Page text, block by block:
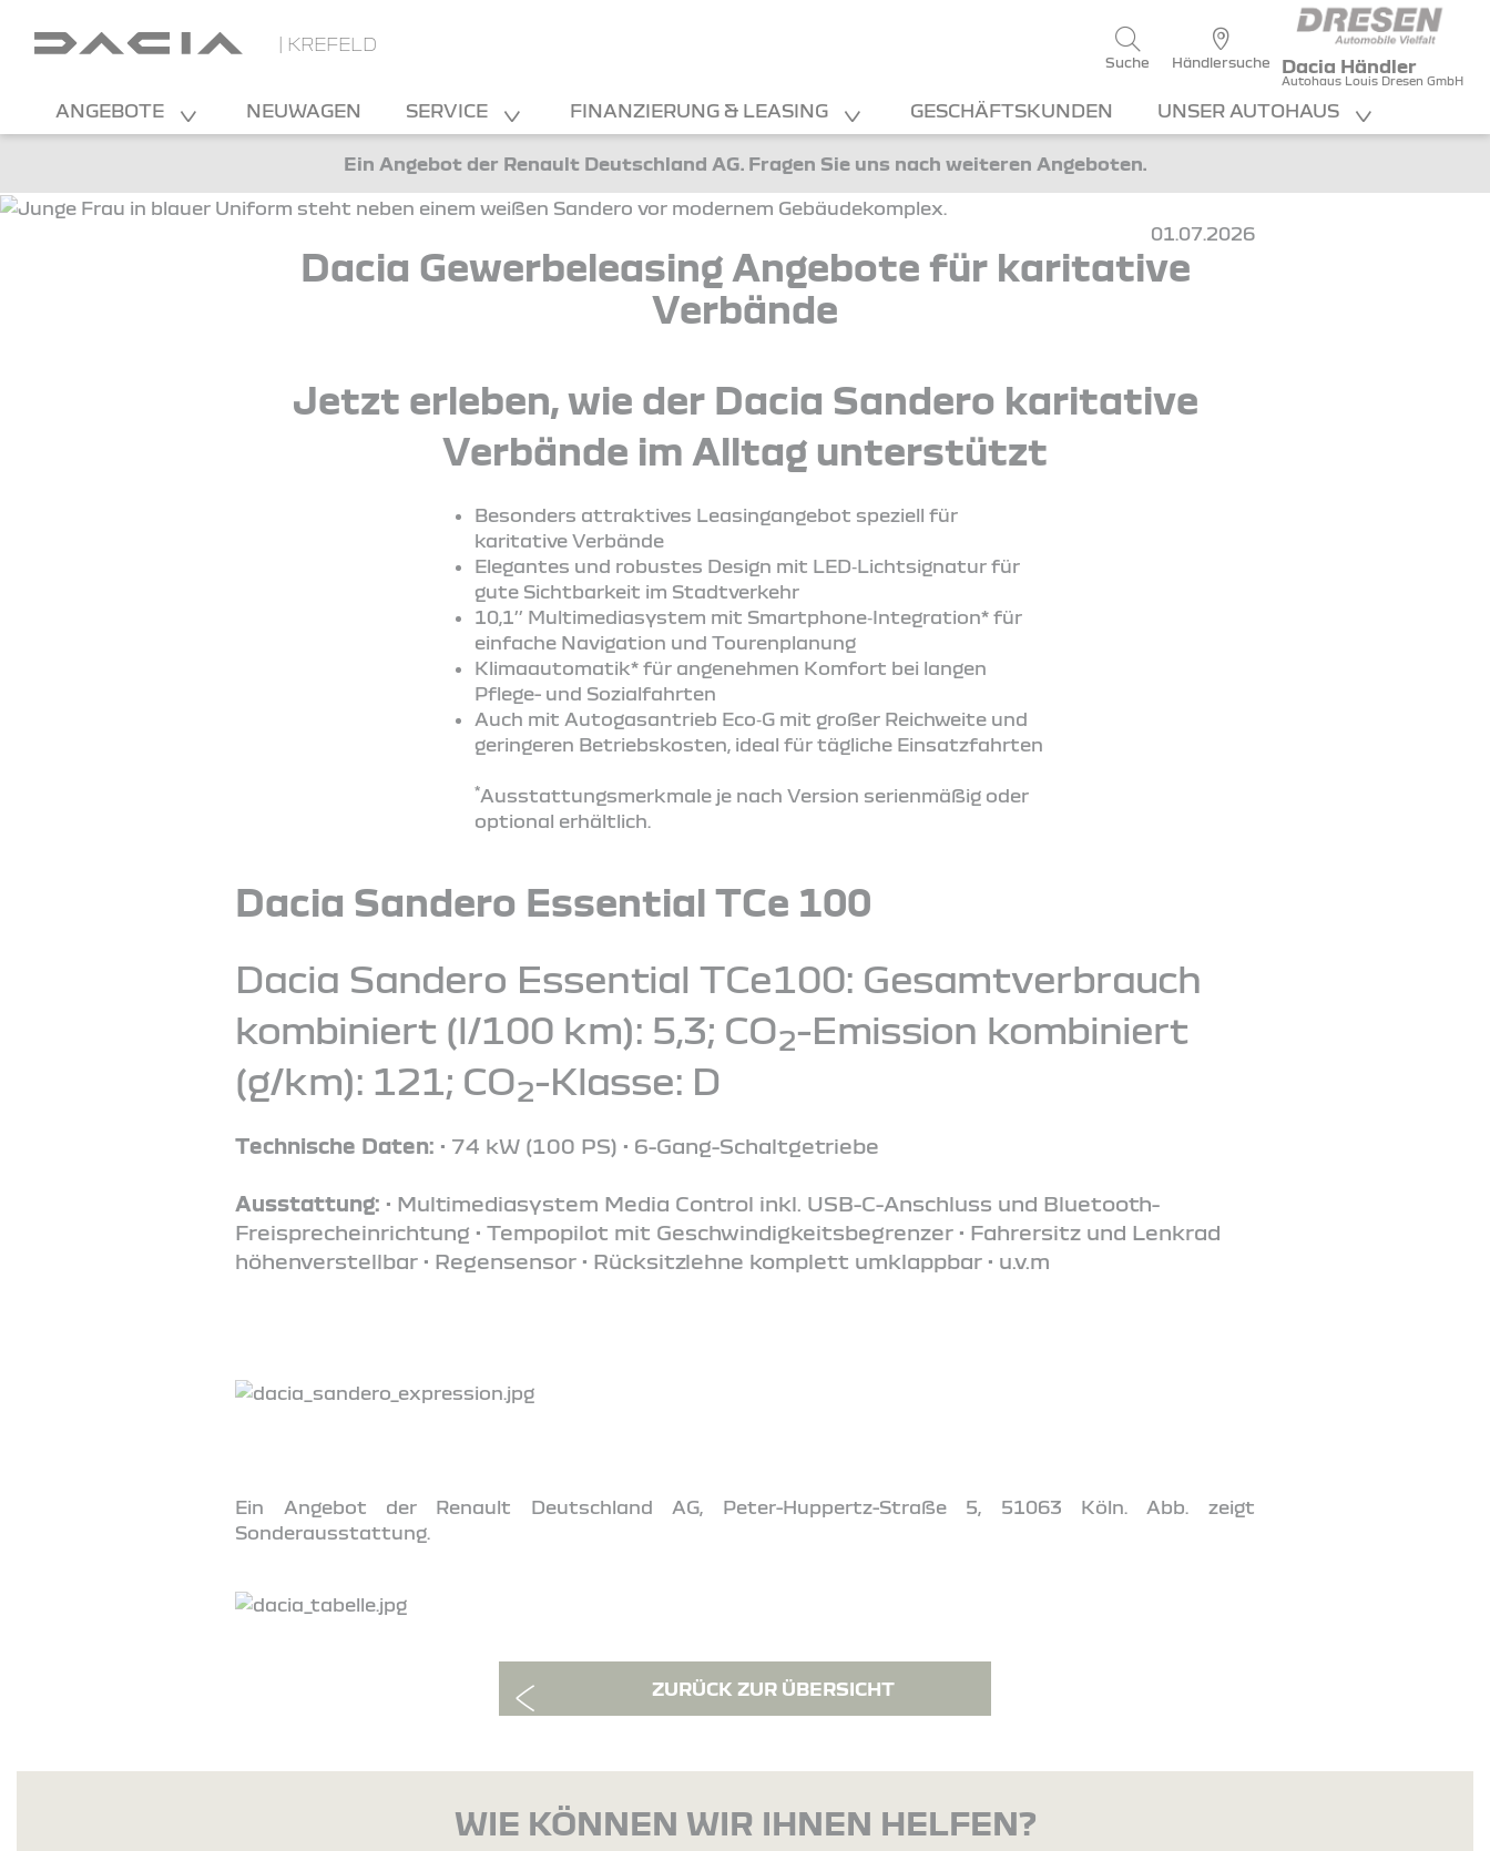
| KREFELD
Suche Händlersuche Dacia Händler
Autohaus Louis Dresen GmbH
ANGEBOTE NEUWAGEN SERVICE FINANZIERUNG & LEASING GESCHÄFTSKUNDEN UNSER AUTOHAUS
Ein Angebot der Renault Deutschland AG. Fragen Sie uns nach weiteren Angeboten.
01.07.2026
Dacia Gewerbeleasing Angebote für karitative
Verbände
Jetzt erleben, wie der Dacia Sandero karitative
Verbände im Alltag unterstützt
Besonders attraktives Leasingangebot speziell für
karitative Verbände
Elegantes und robustes Design mit LED‑Lichtsignatur für
gute Sichtbarkeit im Stadtverkehr
10,1’’ Multimediasystem mit Smartphone‑Integration* für
einfache Navigation und Tourenplanung
Klimaautomatik* für angenehmen Komfort bei langen
Pflege- und Sozialfahrten
Auch mit Autogasantrieb Eco‑G mit großer Reichweite und
geringeren Betriebskosten, ideal für tägliche Einsatzfahrten
*Ausstattungsmerkmale je nach Version serienmäßig oder
optional erhältlich.
Dacia Sandero Essential TCe 100
Dacia Sandero Essential TCe100: Gesamtverbrauch
kombiniert (l/100 km): 5,3; CO2-Emission kombiniert
(g/km): 121; CO2-Klasse: D
Technische Daten: • 74 kW (100 PS) • 6-Gang-Schaltgetriebe
Ausstattung: • Multimediasystem Media Control inkl. USB-C-Anschluss und Bluetooth-
Freisprecheinrichtung • Tempopilot mit Geschwindigkeitsbegrenzer • Fahrersitz und Lenkrad
höhenverstellbar • Regensensor • Rücksitzlehne komplett umklappbar • u.v.m
Ein Angebot der Renault Deutschland AG, Peter-Huppertz-Straße 5, 51063 Köln. Abb. zeigt
Sonderausstattung.
ZURÜCK ZUR ÜBERSICHT
WIE KÖNNEN WIR IHNEN HELFEN?